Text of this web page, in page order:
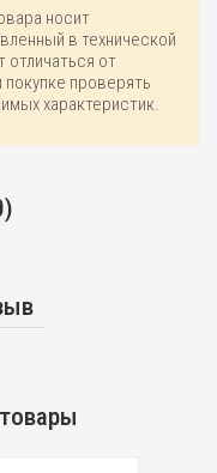
носит
в технической
отличаться от
проверять
характеристик.